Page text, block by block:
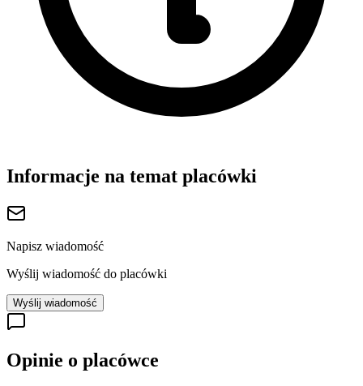
Informacje na temat placówki
Napisz wiadomość
Wyślij wiadomość do placówki
Wyślij wiadomość
Opinie o placówce